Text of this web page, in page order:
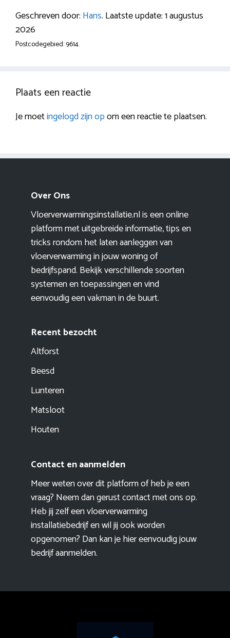
Geschreven door: Hans. Laatste update: 1 augustus
2026
Postcodegebied: 9614.
Plaats een reactie
Je moetingelogd zijn opom een reactie te plaatsen.
Over Ons
Vloerverwarmingsinstallatie.nl is een online
platform met uitgebreide informatie, tips en
tricks rondom het laten aanleggen van
vloerverwarming in jouw woning of
bedrijfspand. Bekijk verschillende soorten
systemen en toepassingen en vind
eenvoudig een vakman in de buurt.
Recent bezocht
Altforst
Beesd
Lunteren
Matsloot
Houten
Contact en aanmelden
Meer weten over dit platform of heb je een
vraag? Neem dan gerust contact met ons op.
Heb jij zelf een vloerverwarming
installatiebedrijf en wil jij ook worden
opgenomen? Dan kan je hier eenvoudigjouw
bedrijf aanmelden.